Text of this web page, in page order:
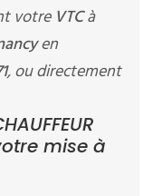
votre VTCà
en
, ou directement
mise à